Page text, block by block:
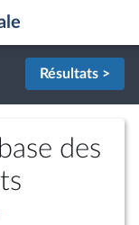
Résultats >
des